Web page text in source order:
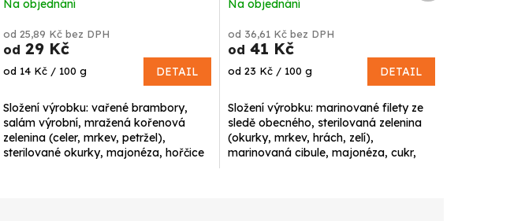
Na objednání
od 25,89 Kč bez DPH
od 29 Kč
Měrná
od 14 Kč / 100 g DETAIL
Složení výrobku: vařené brambory,
salám výrobní, mražená kořenová
zelenina (celer, mrkev, petržel),
sterilované okurky, majonéza, hořčice
Na objednání
od 36,61 Kč bez DPH
od 41 Kč
Měrná
od 23 Kč / 100 g DETAIL
Složení výrobku: marinované filety ze
sledě obecného, sterilovaná zelenina
(okurky, mrkev, hrách, zelí),
marinovaná cibule, majonéza, cukr,